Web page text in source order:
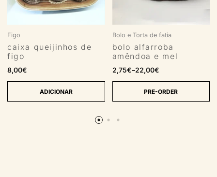
Figo
caixa queijinhos de
figo
8,00€
ADICIONAR
Bolo e Torta de fatia
bolo alfarroba
amêndoa e mel
2,75€–22,00€
PRE-ORDER